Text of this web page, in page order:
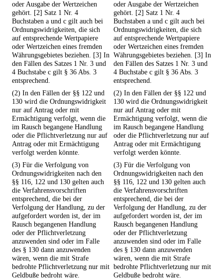
oder Ausgabe der Wertzeichen
gehört. [2] Satz 1 Nr. 4
Buchstaben a und c gilt auch bei
Ordnungswidrigkeiten, die sich
auf entsprechende Wertpapiere
oder Wertzeichen eines fremden
Währungsgebietes beziehen. [3] In
den Fällen des Satzes 1 Nr. 3 und
4 Buchstabe c gilt § 36 Abs. 3
entsprechend.
oder Ausgabe der Wertzeichen
gehört. [2] Satz 1 Nr. 4
Buchstaben a und c gilt auch bei
Ordnungswidrigkeiten, die sich
auf entsprechende Wertpapiere
oder Wertzeichen eines fremden
Währungsgebietes beziehen. [3] In
den Fällen des Satzes 1 Nr. 3 und
4 Buchstabe c gilt § 36 Abs. 3
entsprechend.
(2) In den Fällen der §§ 122 und
130 wird die Ordnungswidrigkeit
nur auf Antrag oder mit
Ermächtigung verfolgt, wenn die
im Rausch begangene Handlung
oder die Pflichtverletzung nur auf
Antrag oder mit Ermächtigung
verfolgt werden könnte.
(2) In den Fällen der §§ 122 und
130 wird die Ordnungswidrigkeit
nur auf Antrag oder mit
Ermächtigung verfolgt, wenn die
im Rausch begangene Handlung
oder die Pflichtverletzung nur auf
Antrag oder mit Ermächtigung
verfolgt werden könnte.
(3) Für die Verfolgung von
Ordnungswidrigkeiten nach den
§§ 116, 122 und 130 gelten auch
die Verfahrensvorschriften
entsprechend, die bei der
Verfolgung der Handlung, zu der
aufgefordert worden ist, der im
Rausch begangenen Handlung
oder der Pflichtverletzung
anzuwenden sind oder im Falle
des § 130 dann anzuwenden
wären, wenn die mit Strafe
bedrohte Pflichtverletzung nur mit
Geldbuße bedroht wäre.
(3) Für die Verfolgung von
Ordnungswidrigkeiten nach den
§§ 116, 122 und 130 gelten auch
die Verfahrensvorschriften
entsprechend, die bei der
Verfolgung der Handlung, zu der
aufgefordert worden ist, der im
Rausch begangenen Handlung
oder der Pflichtverletzung
anzuwenden sind oder im Falle
des § 130 dann anzuwenden
wären, wenn die mit Strafe
bedrohte Pflichtverletzung nur mit
Geldbuße bedroht wäre.